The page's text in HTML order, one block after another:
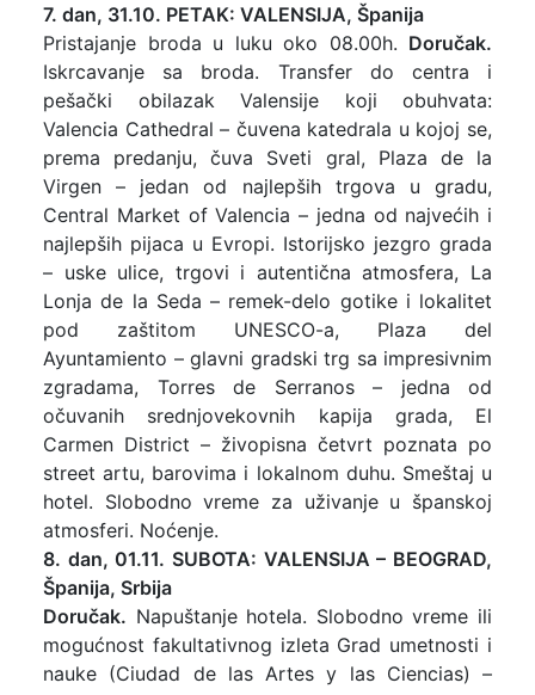
7. dan, 31.10. PETAK: VALENSIJA, Španija
Pristajanje broda u luku oko 08.00h. Doručak.
Iskrcavanje sa broda. Transfer do centra i
pešački obilazak Valensije koji obuhvata:
Valencia Cathedral – čuvena katedrala u kojoj se,
prema predanju, čuva Sveti gral, Plaza de la
Virgen – jedan od najlepših trgova u gradu,
Central Market of Valencia – jedna od najvećih i
najlepših pijaca u Evropi. Istorijsko jezgro grada
– uske ulice, trgovi i autentična atmosfera, La
Lonja de la Seda – remek-delo gotike i lokalitet
pod zaštitom UNESCO-a, Plaza del
Ayuntamiento – glavni gradski trg sa impresivnim
zgradama, Torres de Serranos – jedna od
očuvanih srednjovekovnih kapija grada, El
Carmen District – živopisna četvrt poznata po
street artu, barovima i lokalnom duhu. Smeštaj u
hotel. Slobodno vreme za uživanje u španskoj
atmosferi. Noćenje.
8. dan, 01.11. SUBOTA: VALENSIJA – BEOGRAD,
Španija, Srbija
Doručak. Napuštanje hotela. Slobodno vreme ili
mogućnost fakultativnog izleta Grad umetnosti i
nauke (Ciudad de las Artes y las Ciencias) –